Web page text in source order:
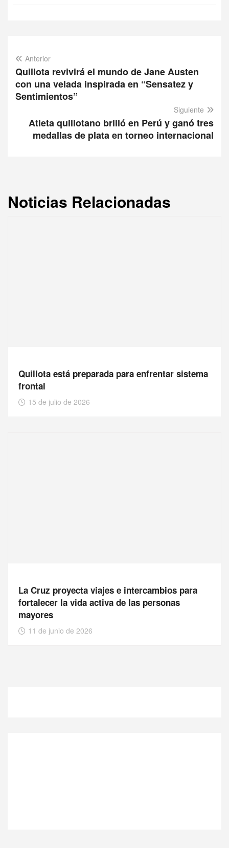
Anterior
Quillota revivirá el mundo de Jane Austen
con una velada inspirada en “Sensatez y
Sentimientos”
Siguiente
Atleta quillotano brilló en Perú y ganó tres
medallas de plata en torneo internacional
Noticias Relacionadas
Quillota está preparada para enfrentar sistema
frontal
15 de julio de 2026
La Cruz proyecta viajes e intercambios para
fortalecer la vida activa de las personas
mayores
11 de junio de 2026